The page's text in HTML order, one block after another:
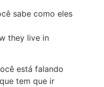
sabe como eles
they live in
está falando
tem que ir